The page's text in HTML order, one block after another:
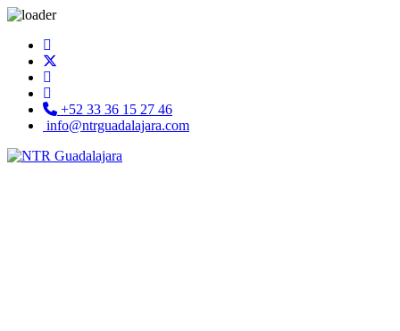
+52 33 36 15 27 46
info@ntrguadalajara.com